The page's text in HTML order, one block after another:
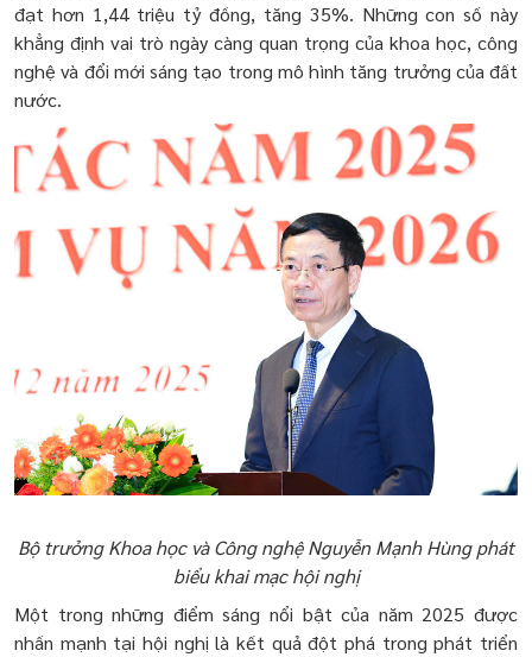
đạt hơn 1,44 triệu tỷ đồng, tăng 35%. Những con số này
khẳng định vai trò ngày càng quan trọng của khoa học, công
nghệ và đổi mới sáng tạo trong mô hình tăng trưởng của đất
nước.
Bộ trưởng Khoa học và Công nghệ Nguyễn Mạnh Hùng phát
biểu khai mạc hội nghị
Một trong những điểm sáng nổi bật của năm 2025 được
nhấn mạnh tại hội nghị là kết quả đột phá trong phát triển